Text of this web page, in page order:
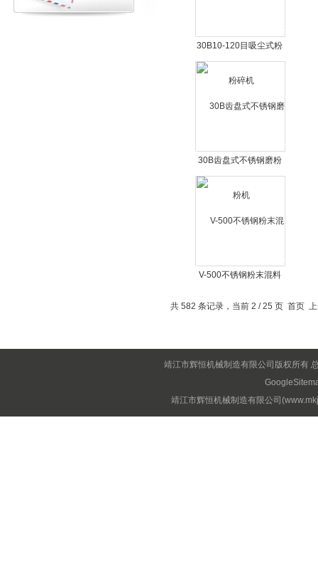
30B10-120目吸尘式粉
碎机
30B齿盘式不锈钢磨粉
机
V-500不锈钢粉末混料
共 582 条记录，当前 2 / 25 页 首页
靖江市辉恒机械制造有限公司版权所有
靖江市辉恒机械制造有限公司